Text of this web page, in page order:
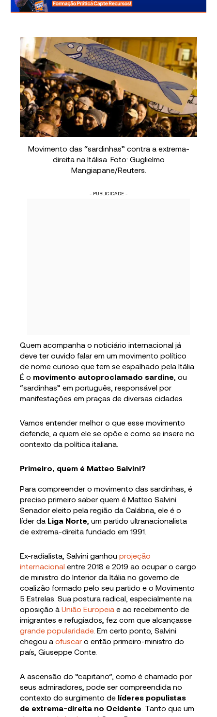
Movimento das “sardinhas” contra a extrema-
direita na Itálisa. Foto: Guglielmo
Mangiapane/Reuters.
- PUBLICIDADE -
Quem acompanha o noticiário internacional já
deve ter ouvido falar em um movimento político
de nome curioso que tem se espalhado pela Itália.
É o movimento autoproclamado sardine , ou
“sardinhas” em português, responsável por
manifestações em praças de diversas cidades.
Vamos entender melhor o que esse movimento
defende, a quem ele se opõe e como se insere no
contexto da política italiana.
Primeiro, quem é Matteo Salvini?
Para compreender o movimento das sardinhas, é
preciso primeiro saber quem é Matteo Salvini.
Senador eleito pela região da Calábria, ele é o
líder da Liga Norte , um partido ultranacionalista
de extrema-direita fundado em 1991.
Ex-radialista, Salvini ganhouprojeção
internacional entre 2018 e 2019 ao ocupar o cargo
de ministro do Interior da Itália no governo de
coalizão formado pelo seu partido e o Movimento
5 Estrelas. Sua postura radical, especialmente na
oposição àUnião Europeia e ao recebimento de
imigrantes e refugiados, fez com que alcançasse
grande popularidade. Em certo ponto, Salvini
chegou aofuscar o então primeiro-ministro do
país, Giuseppe Conte.
A ascensão do “capitano”, como é chamado por
seus admiradores, pode ser compreendida no
contexto do surgimento de líderes populistas
de extrema-direita no Ocidente . Tanto que um